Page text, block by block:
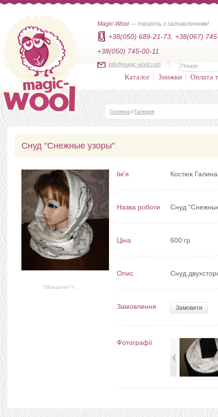
Magic-Wool — творіть з задоволенням!
+38(050) 689-21-73,
+38(067)
+38(050) 745-00-11
info@magic-wool.com
Каталог Знижки Оплата
Головна / Галерея
Снуд "Снежные узоры"
Збільшити
Ім'я Костюк
Назва роботи Снуд
Ціна 600 гр
Опис Снуд
Замовлення Замовити
Фотографії